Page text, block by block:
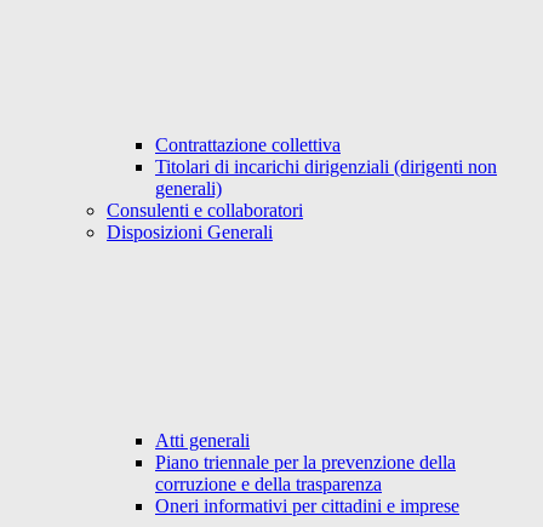
Contrattazione collettiva
Titolari di incarichi dirigenziali (dirigenti non
generali)
Consulenti e collaboratori
Disposizioni Generali
Atti generali
Piano triennale per la prevenzione della
corruzione e della trasparenza
Oneri informativi per cittadini e imprese